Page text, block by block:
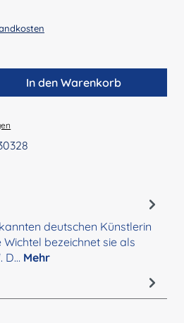
Gib den gewünschten
In den Warenkorb
deutschen Künstlerin
bezeichnet sie als
D… Mehr